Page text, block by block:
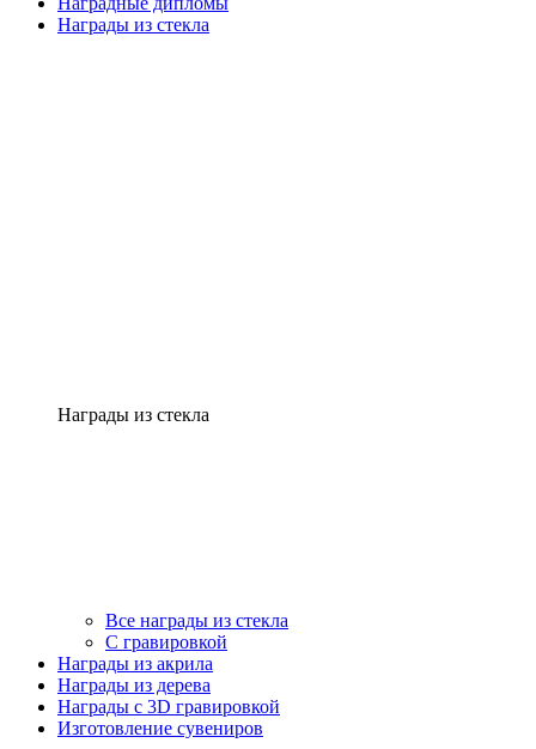
Награды из стекла
Награды из стекла
Все награды из стекла
С гравировкой
Награды из акрила
Награды из дерева
Награды с 3D гравировкой
Изготовление сувениров